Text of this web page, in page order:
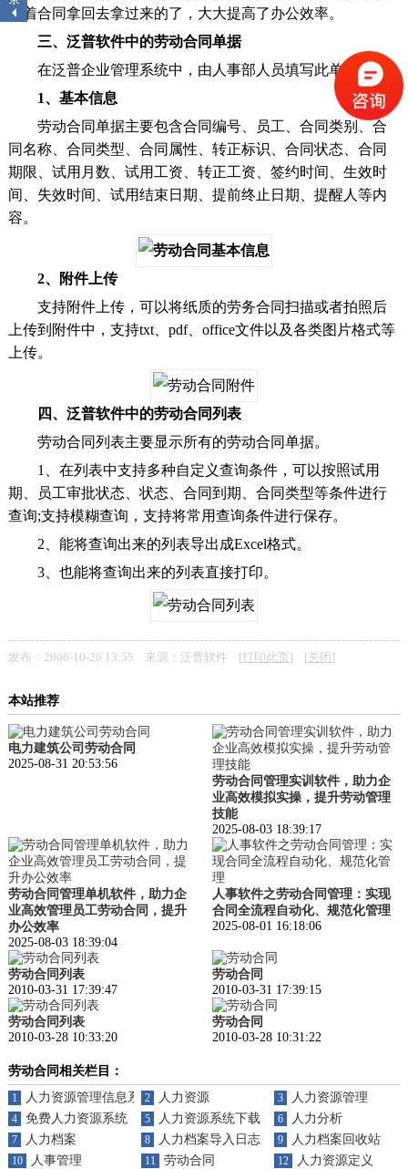
抱着合同拿回去拿过来的了，大大提高了办公效率。
三、泛普软件中的劳动合同单据
在泛普企业管理系统中，由人事部人员填写此单据。
1、基本信息
劳动合同单据主要包含合同编号、员工、合同类别、合
同名称、合同类型、合同属性、转正标识、合同状态、合同
期限、试用月数、试用工资、转正工资、签约时间、生效时
间、失效时间、试用结束日期、提前终止日期、提醒人等内
容。
2、附件上传
支持附件上传，可以将纸质的劳务合同扫描或者拍照后
上传到附件中，支持txt、pdf、office文件以及各类图片格式等
上传。
四、泛普软件中的劳动合同列表
劳动合同列表主要显示所有的劳动合同单据。
1、在列表中支持多种自定义查询条件，可以按照试用
期、员工审批状态、状态、合同到期、合同类型等条件进行
查询;支持模糊查询，支持将常用查询条件进行保存。
2、能将查询出来的列表导出成Excel格式。
3、也能将查询出来的列表直接打印。
发布：2006-10-26 13:55 来源：泛普软件 [打印此页 ] [关闭 ]
本站推荐
电力建筑公司劳动合同
2025-08-31 20:53:56
劳动合同管理实训软件，助力企
业高效模拟实操，提升劳动管理
技能
2025-08-03 18:39:17
劳动合同管理单机软件，助力企
业高效管理员工劳动合同，提升
办公效率
2025-08-03 18:39:04
人事软件之劳动合同管理：实现
合同全流程自动化、规范化管理
2025-08-01 16:18:06
劳动合同列表
2010-03-31 17:39:47
劳动合同
2010-03-31 17:39:15
劳动合同列表
2010-03-28 10:33:20
劳动合同
2010-03-28 10:31:22
劳动合同相关栏目：
1 人力资源管理信息系统
2 人力资源 3 人力资源管理
4 免费人力资源系统 5 人力资源系统下载 6 人力分析
7 人力档案 8 人力档案导入日志 9 人力档案回收站
10 人事管理 11 劳动合同 12 人力资源定义